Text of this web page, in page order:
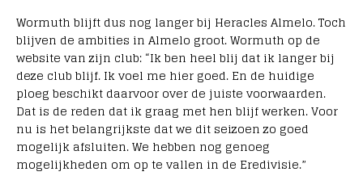
Wormuth blijft dus nog langer bij Heracles Almelo. Toch
blijven de ambities in Almelo groot. Wormuth op de
website van zijn club: “Ik ben heel blij dat ik langer bij
deze club blijf. Ik voel me hier goed. En de huidige
ploeg beschikt daarvoor over de juiste voorwaarden.
Dat is de reden dat ik graag met hen blijf werken. Voor
nu is het belangrijkste dat we dit seizoen zo goed
mogelijk afsluiten. We hebben nog genoeg
mogelijkheden om op te vallen in de Eredivisie.”